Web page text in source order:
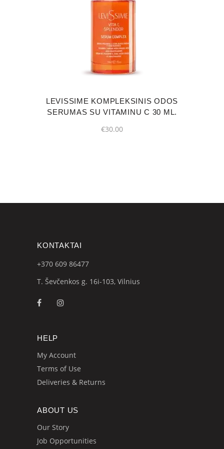
LEVISSIME KOMPLEKSINIS ODOS
SERUMAS SU VITAMINU C 30 ML.
€30.00
KONTAKTAI
+370 609 86477
T. Ševčenkos g. 16i-103, Vilnius
HELP
My Account
Terms of Use
Deliveries & Returns
ABOUT US
Our Story
Job Opportunities